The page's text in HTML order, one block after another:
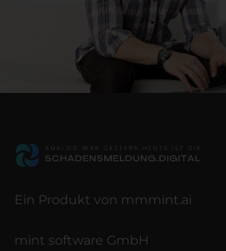
Ein Produkt von mmmint.ai
mint software GmbH